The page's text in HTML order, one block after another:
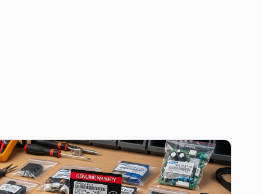
ücretsiz bakım taahhüdümüz belgede yazıyor.